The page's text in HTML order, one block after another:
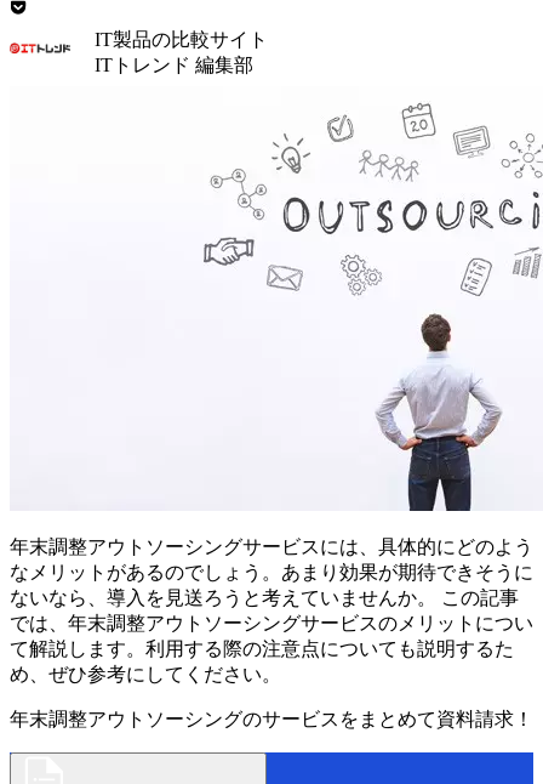
IT製品の比較サイト
ITトレンド 編集部
年末調整アウトソーシングサービスには、具体的にどのよう
なメリットがあるのでしょう。あまり効果が期待できそうに
ないなら、導入を見送ろうと考えていませんか。 この記事
では、年末調整アウトソーシングサービスのメリットについ
て解説します。利用する際の注意点についても説明するた
め、ぜひ参考にしてください。
年末調整アウトソーシングのサービスをまとめて資料請求！